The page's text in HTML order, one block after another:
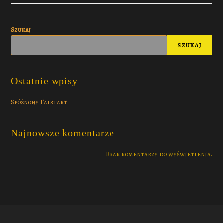
Szukaj
SZUKAJ
Ostatnie wpisy
Spóźnony Falstart
Najnowsze komentarze
Brak komentarzy do wyświetlenia.